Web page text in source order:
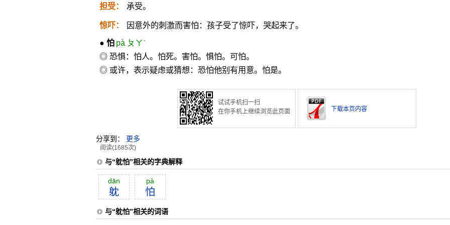
担受： 承受。
惊吓： 因意外的刺激而害怕：孩子受了惊吓，哭起来了。
● 怕 pà ㄆㄚˋ
◎ 恐惧：怕人。怕死。害怕。惧怕。可怕。
◎ 或许，表示疑虑或猜想：恐怕他别有用意。怕是。
试试手机扫一扫
在你手机上继续浏览此页面
下载本页内容
分享到： 更多
阅读(1685次)
与“躭怕”相关的字典解释
dān
躭
pà
怕
与“躭怕”相关的词语